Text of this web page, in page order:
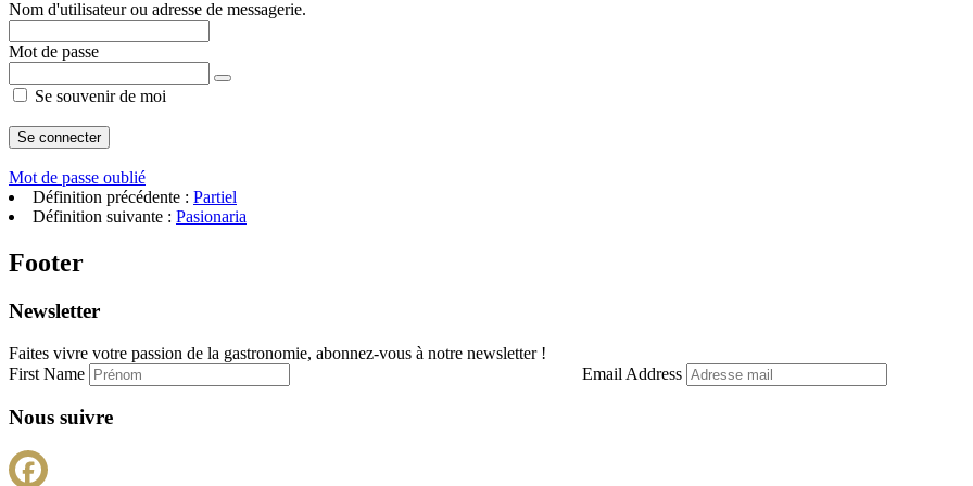
Nom d'utilisateur ou adresse de messagerie.
Mot de passe
Se souvenir de moi
Mot de passe oublié
Définition précédente : Partiel
Définition suivante : Pasionaria
Footer
Newsletter
Faites vivre votre passion de la gastronomie, abonnez-vous à notre newsletter !
First Name
Email Address
Nous suivre